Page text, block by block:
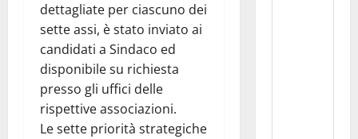
dettagliate per ciascuno dei
sette assi, è stato inviato ai
candidati a Sindaco ed
disponibile su richiesta
presso gli uffici delle
rispettive associazioni.
Le sette priorità strategiche